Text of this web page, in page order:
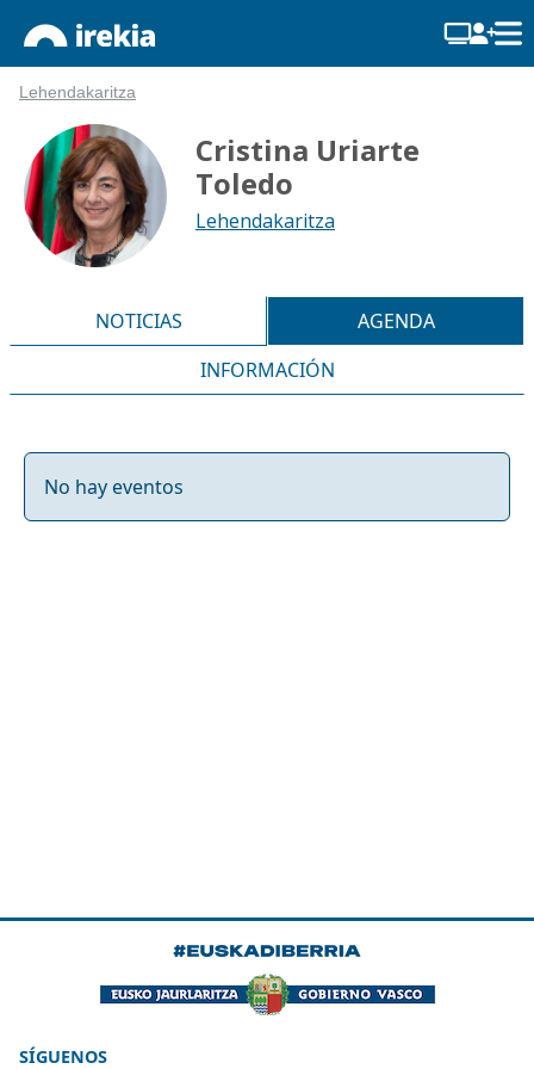
Lehendakaritza
Cristina Uriarte
Toledo
Lehendakaritza
NOTICIAS
AGENDA
INFORMACIÓN
No hay eventos
SÍGUENOS